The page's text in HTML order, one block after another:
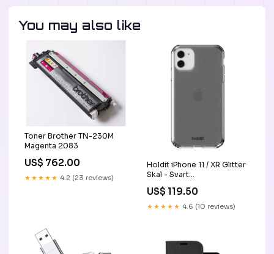
You may also like
Toner Brother TN-230M
Magenta 2083
US$ 762.00
★★★★★ 4.2 (23 reviews)
Holdit iPhone 11 / XR Glitter
Skal - Svart
US$ 119.50
★★★★★ 4.6 (10 reviews)